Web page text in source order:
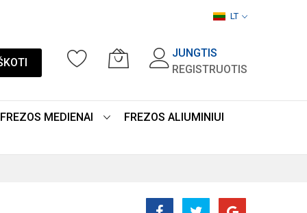
LT
JUNGTIS
REGISTRUOTIS
FREZOS MEDIENAI
FREZOS ALIUMINIUI